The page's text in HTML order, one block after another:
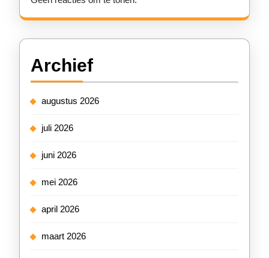
Archief
augustus 2026
juli 2026
juni 2026
mei 2026
april 2026
maart 2026